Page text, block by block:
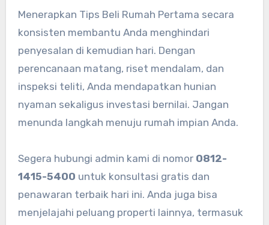
Menerapkan Tips Beli Rumah Pertama secara
konsisten membantu Anda menghindari
penyesalan di kemudian hari. Dengan
perencanaan matang, riset mendalam, dan
inspeksi teliti, Anda mendapatkan hunian
nyaman sekaligus investasi bernilai. Jangan
menunda langkah menuju rumah impian Anda.
Segera hubungi admin kami di nomor 0812-
1415-5400 untuk konsultasi gratis dan
penawaran terbaik hari ini. Anda juga bisa
menjelajahi peluang properti lainnya, termasuk